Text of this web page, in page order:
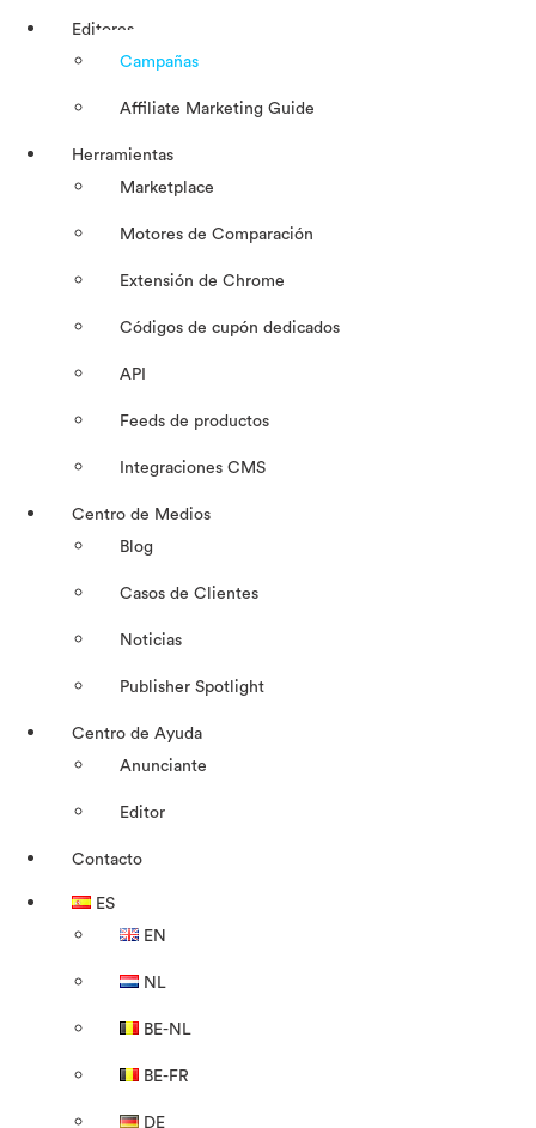
Editores
Campañas
Affiliate Marketing Guide
Herramientas
Marketplace
Motores de Comparación
Extensión de Chrome
Códigos de cupón dedicados
API
Feeds de productos
Integraciones CMS
Centro de Medios
Blog
Casos de Clientes
Noticias
Publisher Spotlight
Centro de Ayuda
Anunciante
Editor
Contacto
ES
EN
NL
BE-NL
BE-FR
DE